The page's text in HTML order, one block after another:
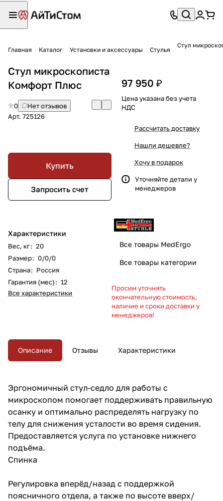
Главная Каталог Установки и аксессуары Стулья
Стул
Стул микроскописта
Комфорт Плюс
0
Нет отзывов
Арт. 725126
Купить
Запросить счет
Характеристики
Вес, кг: 20
Размер: 0/0/0
Страна: Россия
Гарантия (мес): 12
Все характеристики
97 950 ₽
Цена указана без учета
НДС
Рассчитать доставку
Нашли дешевле?
Хочу в подарок
Уточняйте детали у
менеджеров
Все товары MedErgo
Все товары категории
Просим уточнять
окончательную стоимость,
наличие и сроки доставки у
менеджеров!
Описание Отзывы Характеристики
Эргономичный стул-седло для работы с
микроскопом помогает поддерживать правильную
осанку и оптимально распределять нагрузку по
телу для снижения усталости во время сидения.
Предоставляется услуга по установке нижнего
подъёма.
Спинка
Регулировка вперёд/назад с поддержкой
поясничного отдела, а также по высоте вверх/